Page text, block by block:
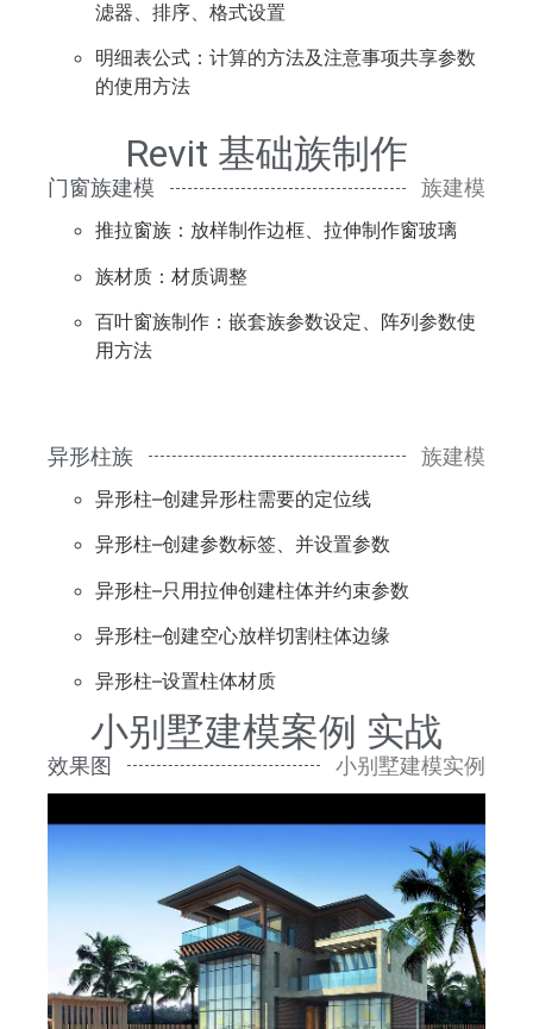
滤器、排序、格式设置
明细表公式：计算的方法及注意事项共享参数
的使用方法
Revit 基础族制作
门窗族建模
族建模
推拉窗族：放样制作边框、拉伸制作窗玻璃
族材质：材质调整
百叶窗族制作：嵌套族参数设定、阵列参数使
用方法
异形柱族
族建模
异形柱–创建异形柱需要的定位线
异形柱–创建参数标签、并设置参数
异形柱–只用拉伸创建柱体并约束参数
异形柱–创建空心放样切割柱体边缘
异形柱–设置柱体材质
小别墅建模案例 实战
效果图 小别墅建模实例